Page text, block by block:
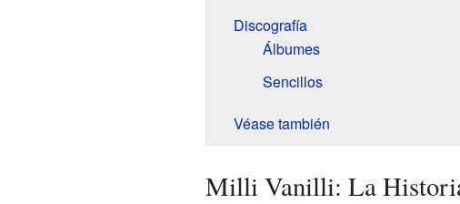
Discografía
Álbumes
Sencillos
Véase también
Milli Vanilli: La